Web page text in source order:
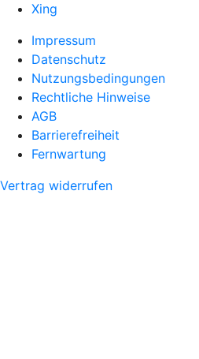
Xing
Impressum
Datenschutz
Nutzungsbedingungen
Rechtliche Hinweise
AGB
Barrierefreiheit
Fernwartung
Vertrag widerrufen